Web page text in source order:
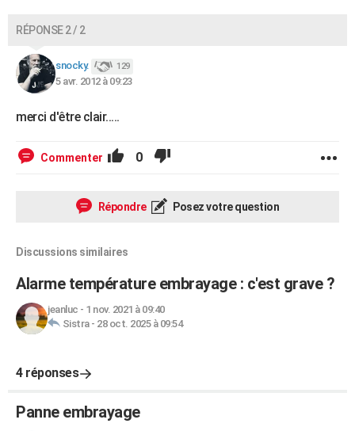
RÉPONSE 2 / 2
snocky. 129
5 avr. 2012 à 09:23
merci d'être clair.....
Commenter 0
Répondre Posez votre question
Discussions similaires
Alarme température embrayage : c'est grave ?
jeanluc - 1 nov. 2021 à 09:40
Sistra- 28 oct. 2025 à 09:54
4 réponses
Panne embrayage